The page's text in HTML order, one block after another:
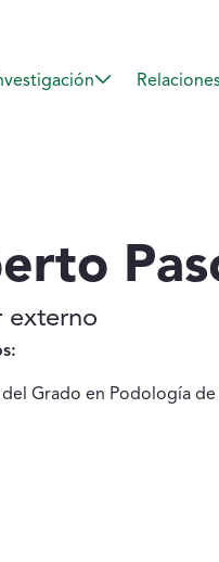
externo
Grado en Podología